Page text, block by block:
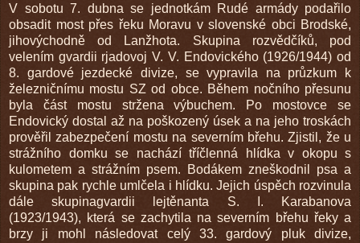
V sobotu 7. dubna se jednotkám Rudé armády podařilo
obsadit most přes řeku Moravu v slovenské obci Brodské,
jihovýchodně od Lanžhota. Skupina rozvědčíků, pod
velením gvardii rjadovoj V. V. Endovického (1926/1944) od
8. gardové jezdecké divize, se vypravila na průzkum k
železničnímu mostu SZ od obce. Během nočního přesunu
byla část mostu stržena výbuchem. Po mostovce se
Endovický dostal až na poškozený úsek a na jeho troskách
prověřil zabezpečení mostu na severním břehu. Zjistil, že u
strážního domku se nachází tříčlenná hlídka v okopu s
kulometem a strážním psem. Bodákem zneškodnil psa a
skupina pak rychle umlčela i hlídku. Jejich úspěch rozvinula
dále skupinagvardii lejtěnanta S. I. Karabanova
(1923/1943), která se zachytila na severním břehu řeky a
brzy ji mohl následovat celý 33. gardový pluk divize,